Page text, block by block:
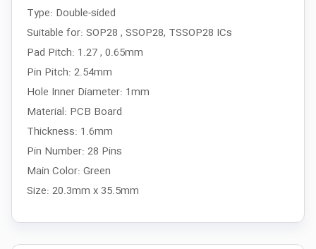
Type: Double-sided
Suitable for: SOP28 , SSOP28, TSSOP28 ICs
Pad Pitch: 1.27 , 0.65mm
Pin Pitch: 2.54mm
Hole Inner Diameter: 1mm
Material: PCB Board
Thickness: 1.6mm
Pin Number: 28 Pins
Main Color: Green
Size: 20.3mm x 35.5mm